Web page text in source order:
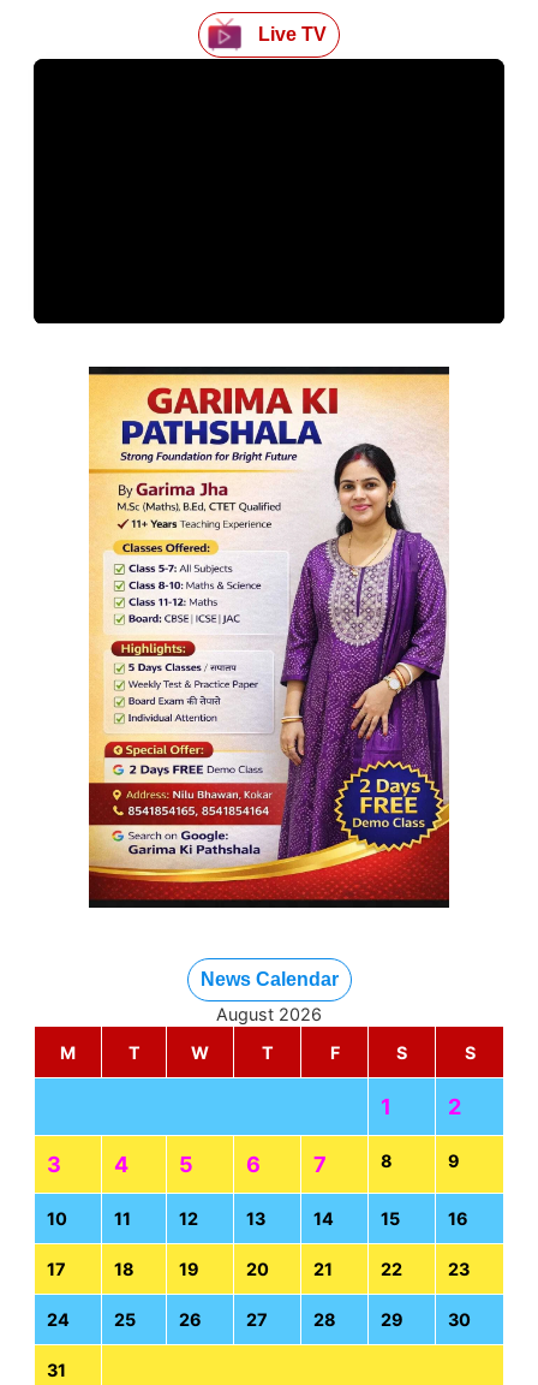
Live TV
News Calendar
August 2026
M
T W T F S S
1 2
3 4 5 6 7 8 9
10 11 12 13 14 15 16
17 18 19 20 21 22 23
24 25 26 27 28 29 30
31